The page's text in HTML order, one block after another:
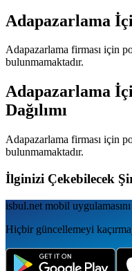
Adapazarlama
Adapazarlama firması için
bulunmamaktadır.
Adapazarlama
Dağılımı
Adapazarlama firması için
bulunmamaktadır.
İlginizi Çekebilecek
isbul.net mobil uygulamаsını
Hiçbir güncellemeyi